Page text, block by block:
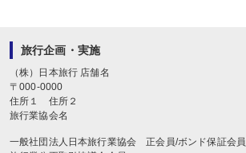
旅行企画・実施
（株）日本旅行 店舗名
〒000-0000
住所１
住所２
旅行業協会名
一般社団法人日本旅行業協会 正会員/ボンド保証会員